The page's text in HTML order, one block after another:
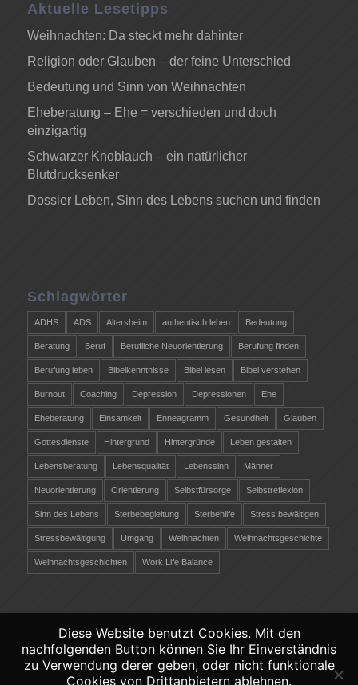
Aktuelle Lesetipps
Weihnachten: Da steckt mehr dahinter
Religion oder Glauben – der feine Unterschied
Bedeutung und Sinn von Weihnachten
Eheberatung – Ehe = verschieden und doch
einzigartig
Schwarzer Knoblauch – ein natürlicher
Blutdrucksenker
Dossier Leben, Sinn des Lebens suchen und finden
Schlagwörter
ADHS ADS Altersheim authentisch leben Bedeutung
Beratung Beruf Berufliche Neuorientierung Berufung finden
Berufung leben Bibelkenntnisse Bibel lesen Bibel verstehen
Burnout Coaching Depression Depressionen Ehe
Eheberatung Einsamkeit Enneagramm Gesundheit Glauben
Gottesdienste Hintergrund Hintergründe Leben gestalten
Lebensberatung Lebensqualität Lebenssinn Männer
Neuorientierung Orientierung Selbstfürsorge Selbstreflexion
Sinn des Lebens Sterbebegleitung Sterbehilfe Stress bewältigen
Stressbewältigung Umgang Weihnachten Weihnachtsgeschichte
Weihnachtsgeschichten Work Life Balance
©Copyright 2026 - Christliche-Lebensberatung.ch
Verantwortlich räber coaching &
Diese Website benutzt Cookies. Mit den
nachfolgenden Button können Sie Ihr Einverständnis
zu Verwendung derer geben, oder nicht funktionale
Cookies von Drittanbietern ablehnen.